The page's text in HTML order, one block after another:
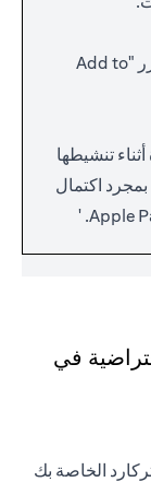
إذا كانت البطاقة مؤهلة ، فسترى زر "Add to
تنشيطها
اكتمال
في
الخاصة بك